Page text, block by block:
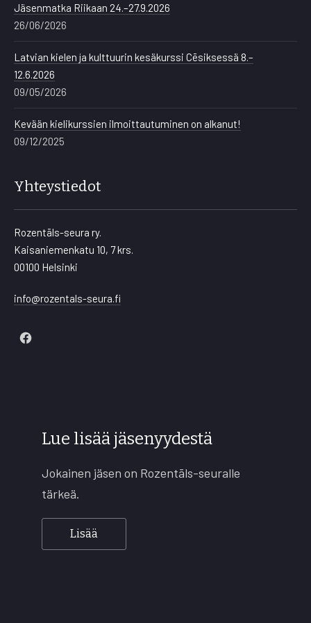
Jäsenmatka Riikaan 24.–27.9.2026
26/06/2026
Latvian kielen ja kulttuurin kesäkurssi Cēsiksessä 8.–
12.6.2026
09/05/2026
Kevään kielikurssien ilmoittautuminen on alkanut!
09/12/2025
Yhteystiedot
Rozentāls-seura ry.
Kaisaniemenkatu 10, 7 krs.
00100 Helsinki
info@rozentals-seura.fi
New
Lue lisää jäsenyydestä
Jokainen jäsen on Rozentāls-seuralle
tärkeä.
Lisää